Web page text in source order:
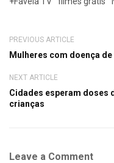
PREVIOUS ARTICLE
Mulheres com doença
NEXT ARTICLE
Cidades esperam doses
crianças
Leave a Comment